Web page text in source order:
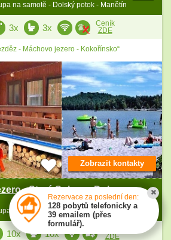
na samotě - Dolský potok - Manětín
3x 3x
Ceník
ZDE
- Máchovo jezero - Kokořínsko“
- Staré Splavy - Doksy
Staré Splavy mapa
na samotě - Dolský potok - Manětín
Zobrazit kontakty
10x 10x
ZDE
Rezervace za poslední den:
128 pobytů telefonicky a
39 emailem (přes
formulář).